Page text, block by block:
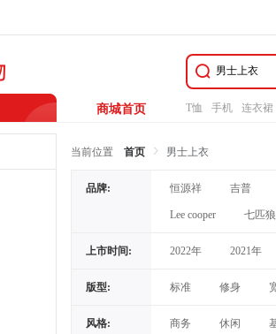
商城首页 T恤 手机 连衣裙
当前位置 首页 男士上衣
品牌: 恒源祥 吉普
Lee cooper 七匹狼
上市时间: 2022年 2021年
版型: 标准 修身
风格: 商务 休闲